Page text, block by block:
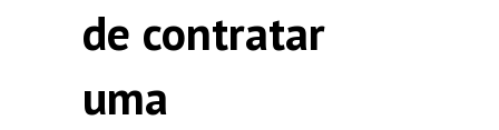
de contratar
uma